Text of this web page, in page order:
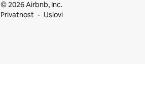
© 2026 Airbnb, Inc.
Privatnost
Uslovi